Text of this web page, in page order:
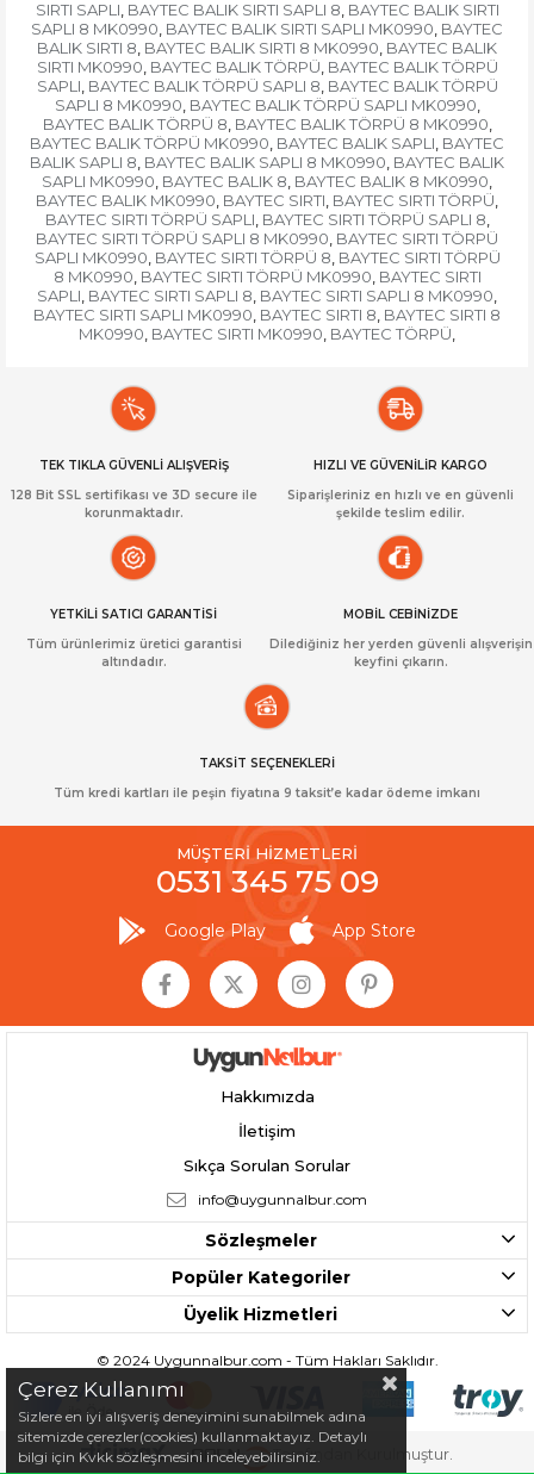
SIRTI SAPLI, BAYTEC BALIK SIRTI SAPLI 8, BAYTEC BALIK SIRTI
SAPLI 8 MK0990, BAYTEC BALIK SIRTI SAPLI MK0990, BAYTEC
BALIK SIRTI 8, BAYTEC BALIK SIRTI 8 MK0990, BAYTEC BALIK
SIRTI MK0990, BAYTEC BALIK TÖRPÜ, BAYTEC BALIK TÖRPÜ
SAPLI, BAYTEC BALIK TÖRPÜ SAPLI 8, BAYTEC BALIK TÖRPÜ
SAPLI 8 MK0990, BAYTEC BALIK TÖRPÜ SAPLI MK0990,
BAYTEC BALIK TÖRPÜ 8, BAYTEC BALIK TÖRPÜ 8 MK0990,
BAYTEC BALIK TÖRPÜ MK0990, BAYTEC BALIK SAPLI, BAYTEC
BALIK SAPLI 8, BAYTEC BALIK SAPLI 8 MK0990, BAYTEC BALIK
SAPLI MK0990, BAYTEC BALIK 8, BAYTEC BALIK 8 MK0990,
BAYTEC BALIK MK0990, BAYTEC SIRTI, BAYTEC SIRTI TÖRPÜ,
BAYTEC SIRTI TÖRPÜ SAPLI, BAYTEC SIRTI TÖRPÜ SAPLI 8,
BAYTEC SIRTI TÖRPÜ SAPLI 8 MK0990, BAYTEC SIRTI TÖRPÜ
SAPLI MK0990, BAYTEC SIRTI TÖRPÜ 8, BAYTEC SIRTI TÖRPÜ
8 MK0990, BAYTEC SIRTI TÖRPÜ MK0990, BAYTEC SIRTI
SAPLI, BAYTEC SIRTI SAPLI 8, BAYTEC SIRTI SAPLI 8 MK0990,
BAYTEC SIRTI SAPLI MK0990, BAYTEC SIRTI 8, BAYTEC SIRTI 8
MK0990, BAYTEC SIRTI MK0990, BAYTEC TÖRPÜ,
TEK TIKLA GÜVENLİ ALIŞVERİŞ
128 Bit SSL sertifikası ve 3D secure ile
korunmaktadır.
HIZLI VE GÜVENİLİR KARGO
Siparişleriniz en hızlı ve en güvenli
şekilde teslim edilir.
YETKİLİ SATICI GARANTİSİ
Tüm ürünlerimiz üretici garantisi
altındadır.
MOBİL CEBİNİZDE
Dilediğiniz her yerden güvenli alışverişin
keyfini çıkarın.
TAKSİT SEÇENEKLERİ
Tüm kredi kartları ile peşin fiyatına 9 taksit’e kadar ödeme imkanı
MÜŞTERİ HİZMETLERİ
0531 345 75 09
Google Play App Store
Hakkımızda
İletişim
Sıkça Sorulan Sorular
info@uygunnalbur.com
Sözleşmeler
Popüler Kategoriler
Üyelik Hizmetleri
© 2024 Uygunnalbur.com - Tüm Hakları Saklıdır.
Tarafından Kurulmuştur.
Çerez Kullanımı
Sizlere en iyi alışveriş deneyimini sunabilmek adına
sitemizde çerezler(cookies) kullanmaktayız. Detaylı
bilgi için Kvkk sözleşmesini inceleyebilirsiniz.